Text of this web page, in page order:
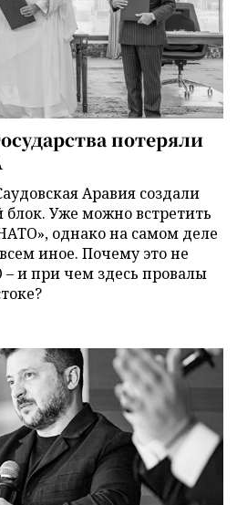
потеряли
Аравия создали
Уже можно встретить
однако на самом деле
иное. Почему это не
и при чем здесь провалы